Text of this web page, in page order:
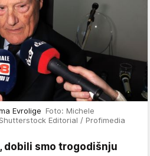
Evrolige Foto: Michele
Editorial / Profimedia
dobili smo trogodišnju